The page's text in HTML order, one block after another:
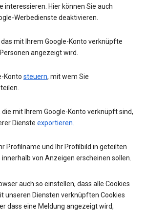
interessieren. Hier können Sie auch
Werbedienste deaktivieren.
das mit Ihrem Google-Konto verknüpfte
angezeigt wird.
Konto steuern, mit wem Sie
mit Ihrem Google-Konto verknüpft sind,
Dienste exportieren.
Profilname und Ihr Profilbild in geteilten
von Anzeigen erscheinen sollen.
auch so einstellen, dass alle Cookies
unseren Diensten verknüpften Cookies
dass eine Meldung angezeigt wird,